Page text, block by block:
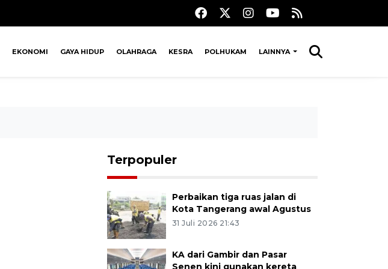
EKONOMI GAYA HIDUP OLAHRAGA KESRA POLHUKAM LAINNYA
Terpopuler
Perbaikan tiga ruas jalan di
Kota Tangerang awal Agustus
31 Juli 2026 21:43
KA dari Gambir dan Pasar
Senen kini gunakan kereta